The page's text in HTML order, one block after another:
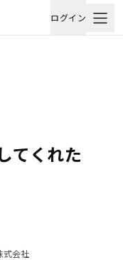
ログイン
てくれた
式会社